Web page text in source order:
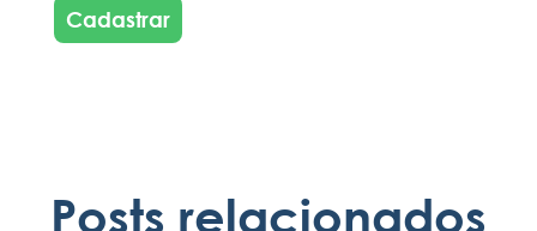
Cadastrar
Posts relacionados